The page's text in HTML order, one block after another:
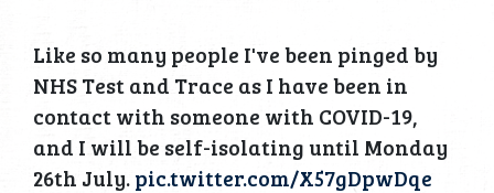
Like so many people I've been pinged by
NHS Test and Trace as I have been in
contact with someone with COVID-19,
and I will be self-isolating until Monday
26th July.pic.twitter.com/X57gDpwDqe